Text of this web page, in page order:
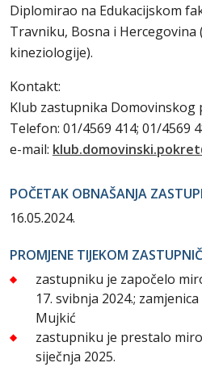
Diplomirao na Edukacijskom
Travniku, Bosna i Hercegovina
kineziologije).
Kontakt:
Klub zastupnika Domovinskog
Telefon: 01/4569 414; 01/4569
e-mail:
POČETAK OBNAŠANJA
16.05.2024.
PROMJENE TIJEKOM
zastupniku je započelo
17. svibnja 2024.;
Mujkić
zastupniku je prestalo
siječnja 2025.